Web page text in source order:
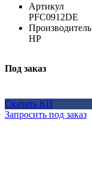
Артикул
PFC0912DE
Производитель
HP
Под заказ
Скачать КП
Запросить под заказ